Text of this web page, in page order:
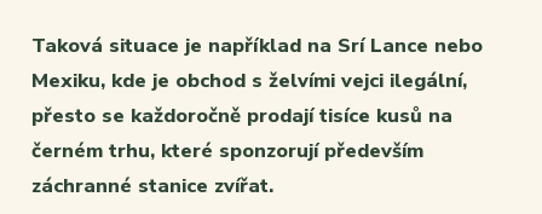
Taková situace je například na Srí Lance nebo
Mexiku, kde je obchod s želvími vejci ilegální,
přesto se každoročně prodají tisíce kusů na
černém trhu, které sponzorují především
záchranné stanice zvířat.